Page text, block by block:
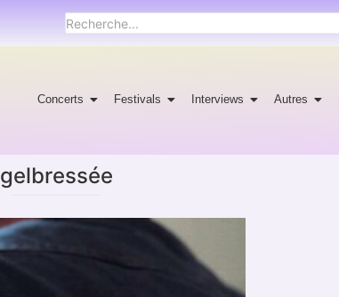
Concerts Festivals Interviews Autres
gelbressée